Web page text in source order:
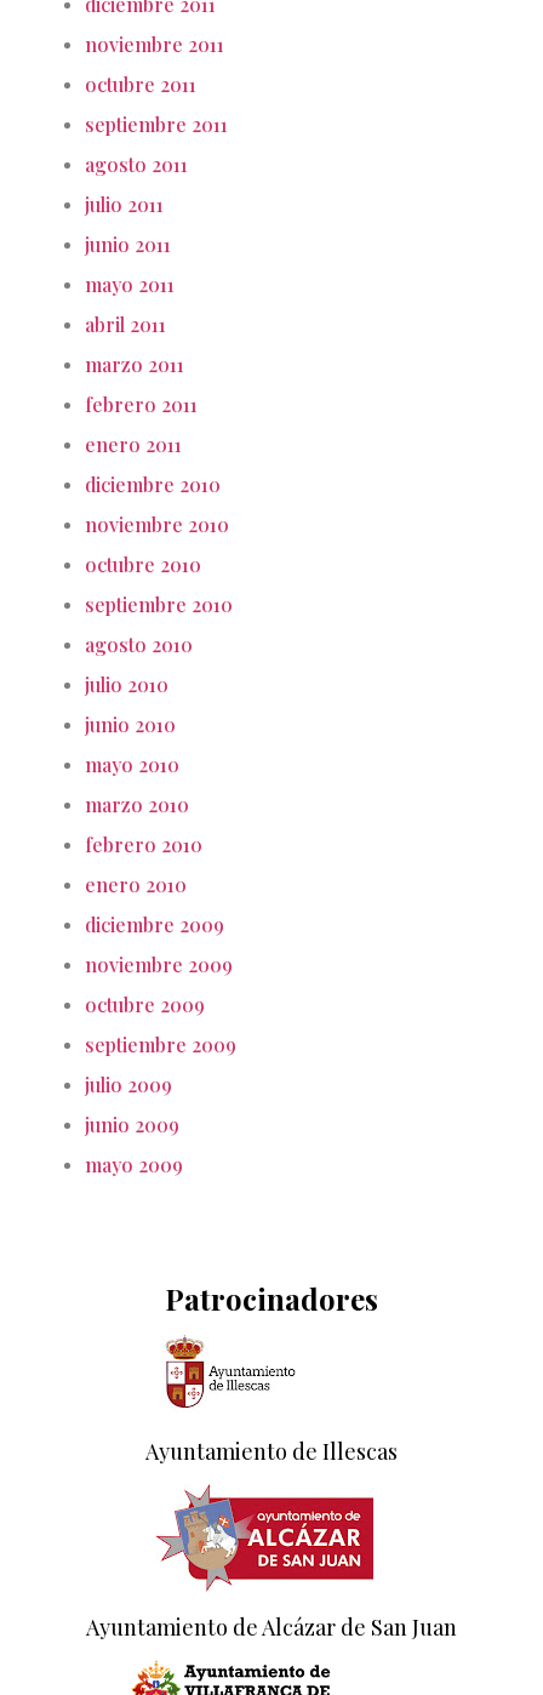
noviembre 2011
octubre 2011
septiembre 2011
agosto 2011
julio 2011
junio 2011
mayo 2011
abril 2011
marzo 2011
febrero 2011
enero 2011
diciembre 2010
noviembre 2010
octubre 2010
septiembre 2010
agosto 2010
julio 2010
junio 2010
mayo 2010
marzo 2010
febrero 2010
enero 2010
diciembre 2009
noviembre 2009
octubre 2009
septiembre 2009
julio 2009
junio 2009
mayo 2009
Patrocinadores
Ayuntamiento de Illescas
Ayuntamiento de Alcázar de San Juan